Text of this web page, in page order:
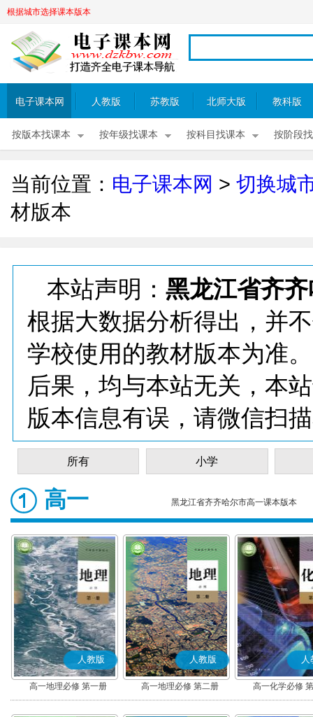
根据城市选择课本版本
电子课本网 人教版 苏教版 北师大版 教科版
按版本找课本 按年级找课本 按科目找课本 按阶段
当前位置： 电子课本网 > 切换城
材版本
本站声明： 黑龙江省齐
根据大数据分析得出，并
学校使用的教材版本为准
后果，均与本站无关，本
版本信息有误，请微信扫
所有 小学
高一 黑龙江省齐齐哈尔市高一课本版本
人教版
高一地理必修 第一册
人教版
高一地理必修 第二册
人
高一化学必修